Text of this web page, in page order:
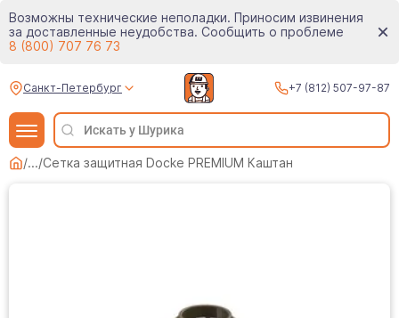
Возможны технические неполадки. Приносим извинения
за доставленные неудобства. Сообщить о проблеме
8 (800) 707 76 73
Санкт-Петербург +7 (812) 507-97-87
/.../Сетка защитная Docke PREMIUM Каштан